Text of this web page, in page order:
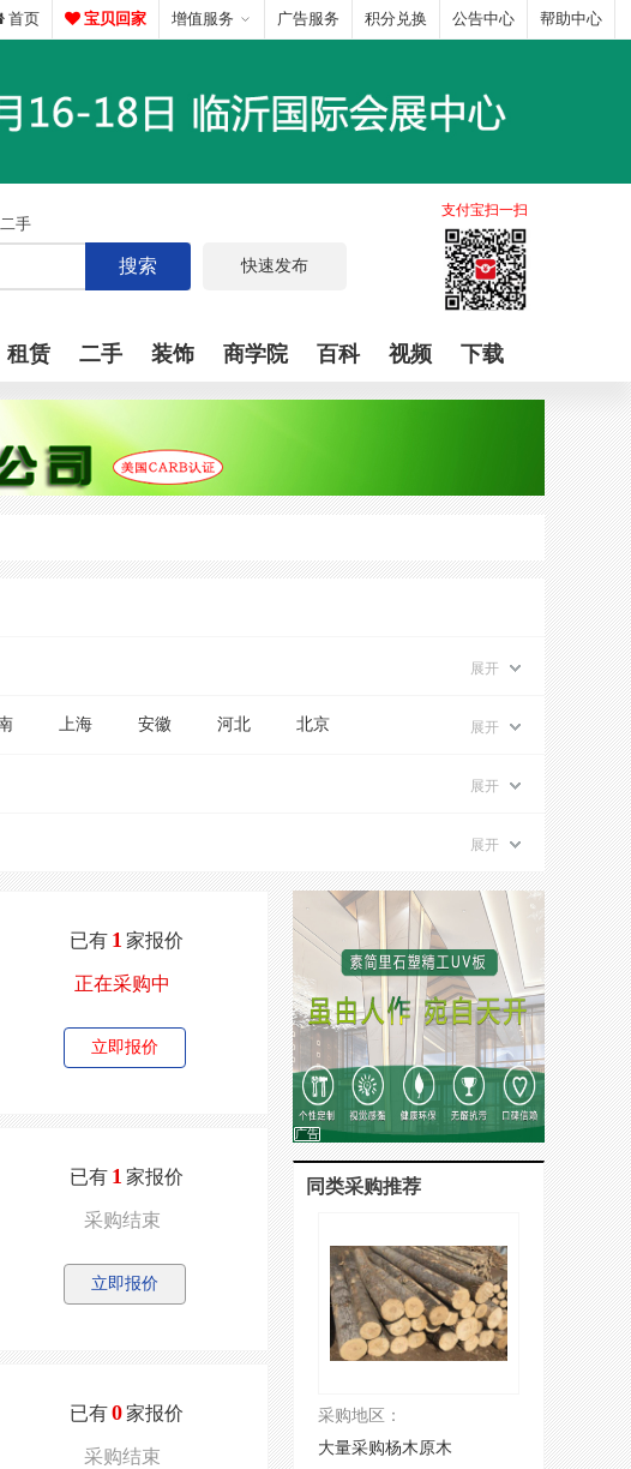
首页 宝贝回家 增值服务 广告服务 积分兑换 公告中心 帮助中心
二手
搜索 快速发布
支付宝扫一扫
租赁 二手 装饰 商学院 百科 视频 下载
展开
上海 安徽 河北 北京 展开
展开
展开
已有 1 家报价
正在采购中
立即报价
已有 1 家报价
采购结束
立即报价
已有0家报价
采购结束
广告
同类采购推荐
采购地区：
大量采购杨木原木